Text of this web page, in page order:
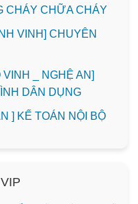
CHÁY CHỮA CHÁY
VINH] CHUYÊN
_ NGHỆ AN]
DÂN DỤNG
] KẾ TOÁN NỘI BỘ